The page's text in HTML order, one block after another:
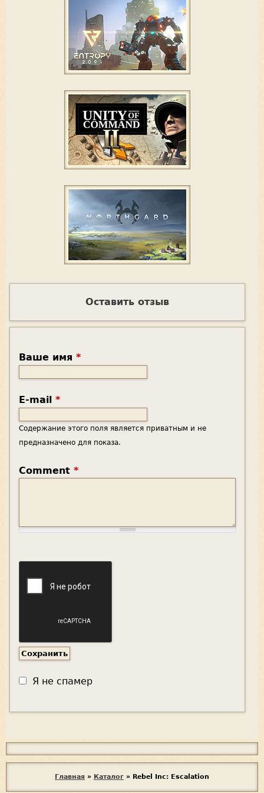
Оставить отзыв
Ваше имя *
E-mail *
Содержание этого поля является приватным и не
предназначено для показа.
Comment *
Я не спамер
с
п
Главная » Каталог » Rebel Inc: Escalation